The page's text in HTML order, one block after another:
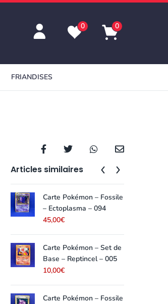
0 0
FRIANDISES
Articles similaires
Carte Pokémon – Fossile
– Ectoplasma – 094
45,00€
Carte Pokémon – Set de
Base – Reptincel – 005
10,00€
Carte Pokémon – Fossile